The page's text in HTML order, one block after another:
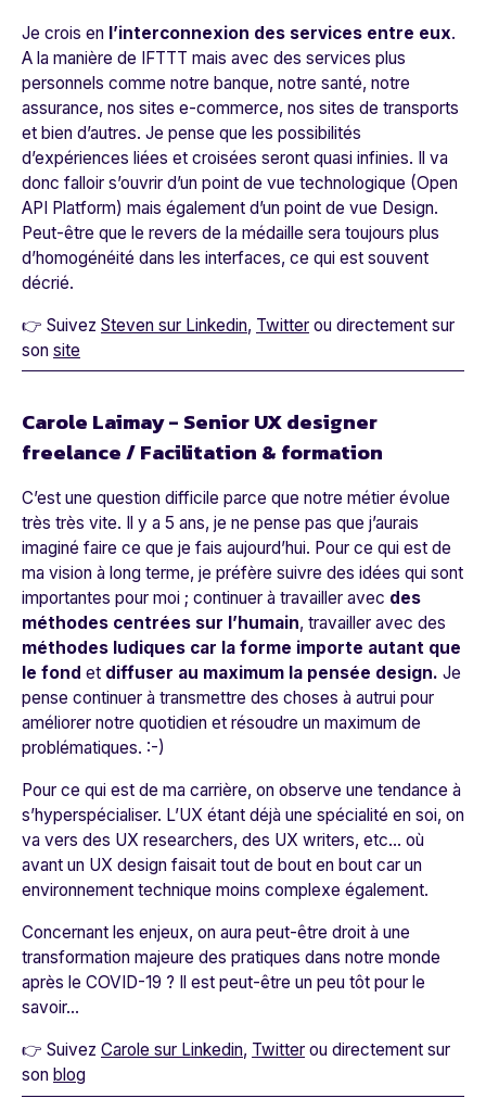
Je crois en l’interconnexion des services entre eux.
A la manière de IFTTT mais avec des services plus
personnels comme notre banque, notre santé, notre
assurance, nos sites e-commerce, nos sites de transports
et bien d’autres. Je pense que les possibilités
d’expériences liées et croisées seront quasi infinies. Il va
donc falloir s’ouvrir d’un point de vue technologique (Open
API Platform) mais également d’un point de vue Design.
Peut-être que le revers de la médaille sera toujours plus
d’homogénéité dans les interfaces, ce qui est souvent
décrié.
👉 Suivez Steven sur Linkedin, Twitter ou directement sur
son site
Carole Laimay - Senior UX designer
freelance / Facilitation & formation
C’est une question difficile parce que notre métier évolue
très très vite. Il y a 5 ans, je ne pense pas que j’aurais
imaginé faire ce que je fais aujourd’hui. Pour ce qui est de
ma vision à long terme, je préfère suivre des idées qui sont
importantes pour moi ; continuer à travailler avec des
méthodes centrées sur l’humain, travailler avec des
méthodes ludiques car la forme importe autant que
le fond et diffuser au maximum la pensée design. Je
pense continuer à transmettre des choses à autrui pour
améliorer notre quotidien et résoudre un maximum de
problématiques. :-)
Pour ce qui est de ma carrière, on observe une tendance à
s’hyperspécialiser. L’UX étant déjà une spécialité en soi, on
va vers des UX researchers, des UX writers, etc… où
avant un UX design faisait tout de bout en bout car un
environnement technique moins complexe également.
Concernant les enjeux, on aura peut-être droit à une
transformation majeure des pratiques dans notre monde
après le COVID-19 ? Il est peut-être un peu tôt pour le
savoir…
👉 Suivez Carole sur Linkedin, Twitter ou directement sur
son blog